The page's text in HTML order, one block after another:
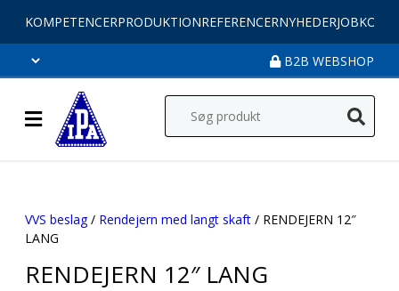
KOMPETENCERPRODUKTIONREFERENCERNYHEDERJOB
B2B WEBSHOP
VVS beslag/ Rendejern med langt skaft / RENDEJERN 12″
LANG
RENDEJERN 12″ LANG